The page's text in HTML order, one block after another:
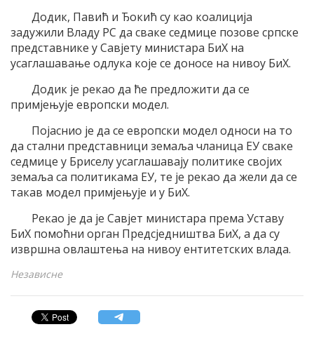
Додик, Павић и Ђокић су као коалиција
задужили Владу РС да сваке седмице позове српске
представнике у Савјету министара БиХ на
усаглашавање одлука које се доносе на нивоу БиХ.
Додик је рекао да ће предложити да се
примјењује европски модел.
Појаснио је да се европски модел односи на то
да стални представници земаља чланица ЕУ сваке
седмице у Бриселу усаглашавају политике својих
земаља са политикама ЕУ, те је рекао да жели да се
такав модел примјењује и у БиХ.
Рекао је да је Савјет министара према Уставу
БиХ помоћни орган Предсједништва БиХ, а да су
извршна овлаштења на нивоу ентитетских влада.
Независне